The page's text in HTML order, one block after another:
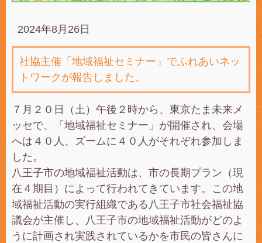
2024年8月26日
社協主催「地域福祉セミナー」でふれあいネッ
トワークが報告しました。
７月２０日（土）午後２時から、東京たま未来メ
ッセで、「地域福祉セミナー」が開催され、会場
へは４０人、ズームに４０人がそれぞれ参加しま
した。
八王子市の地域福祉活動は、市の長期プラン（現
在４期目）によって行われてきています。この地
域福祉活動の実行組織である八王子市社会福祉協
議会が主催し、八王子市の地域福祉活動がどのよ
うに計画され実践されているかを市民の皆さんに